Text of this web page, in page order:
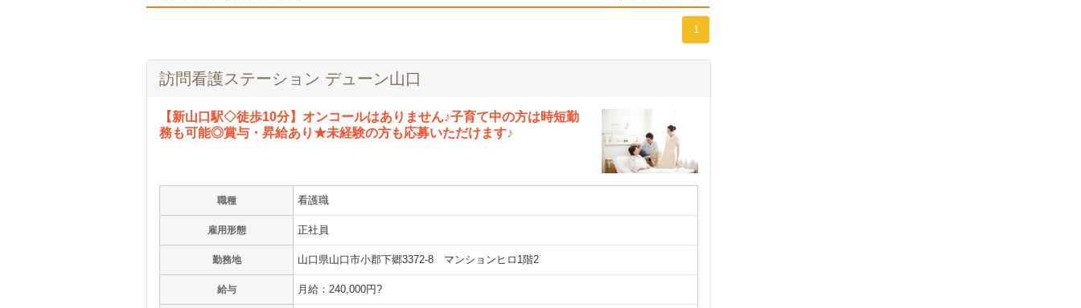
1
訪問看護ステーション デューン山口
【新山口駅◇徒歩10分】オンコールはありません♪子育て中の方は時短勤
務も可能◎賞与・昇給あり★未経験の方も応募いただけます♪
職種 看護職
雇用形態 正社員
勤務地 山口県山口市小郡下郷3372-8 マンションヒロ1階2
給与 月給：240,000円?